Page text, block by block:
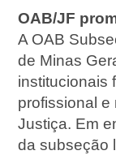
OAB/JF
A OAB
de Minas
institucionais
profissional e
Justiça. Em
da subseção